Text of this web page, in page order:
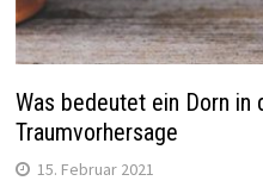
Was bedeutet ein Dorn in
Traumvorhersage
15. Februar 2021